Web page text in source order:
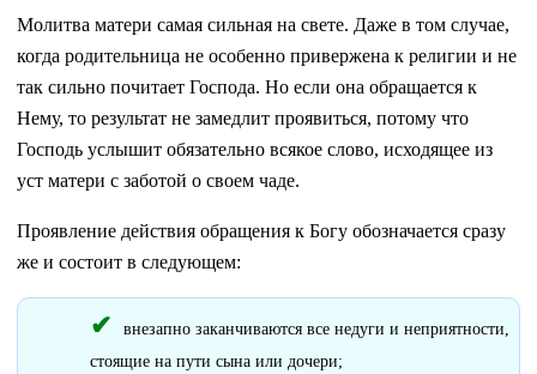
Молитва матери самая сильная на свете. Даже в том случае,
когда родительница не особенно привержена к религии и не
так сильно почитает Господа. Но если она обращается к
Нему, то результат не замедлит проявиться, потому что
Господь услышит обязательно всякое слово, исходящее из
уст матери с заботой о своем чаде.
Проявление действия обращения к Богу обозначается сразу
же и состоит в следующем:
внезапно заканчиваются все недуги и неприятности,
стоящие на пути сына или дочери;